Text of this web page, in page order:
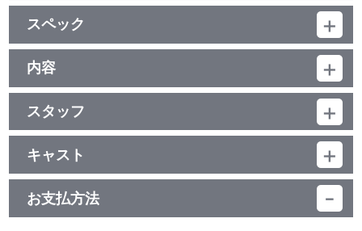
初回特典
■アニメ版描き下ろし特製スリーブケース
キャラクターデザイン・乘田拓茂、小林千鶴
メカ総作監・松村拓哉
■初回仕様ジャケット
森沢晴行キャラクターアート×天神英貴メカニカルアート
初回封入特典
■エンドカードコレクション(ポストカード 2枚)
特典
スペック
品番：BCBA-4289
ジャンル：TVアニメ
(本編47分＋特典3分)／ﾄﾞﾙﾋﾞｰﾃﾞｼﾞﾀﾙ（ｽﾃﾚｵ）／片面1層／16:9（ｽｸ
ｲｰｽﾞ）／ﾋﾞｽﾀｻｲｽﾞ／カラー／確50分／6巻
内容
制作年度：2012年
【2話収録】
■第7話「鴨川の誓い」
ユリカノ消滅という事態に茫然となるディセルマインとヴィラジ
ュリオに「歯ぁ、くいしばれ！」と鴨川ダイナマイト・ボンバーを
ぶっ飛ばすまどか。ユリカノの想いを知り、心を打たれたディセル
マインとヴィラジュリオは、共にポリへドロンのために歩むことを
誓い、国際会議でレ・ガリテとデ・メトリオが友好関係を築くこと
スタッフ
第7話 脚本：待田堂子／絵コンテ：西森 章／演出：菊池勝也／作
画監督：奥山鈴奈
第8話 脚本：森田 繁／絵コンテ：樋口香里／演出：駒屋健一郎／
作画監督：実原 登、谷口元浩、原田峯文
原作・制作協力：Production I.G／総監督：佐藤竜雄／監督：鈴木
キャスト
京乃まどか：石原夏織／ラン：瀬戸麻沙美／ムギナミ：茅野愛衣／
キリウス：野島健児／イゾ：吉野裕行／アレイ：松岡禎丞／ヴィラ
ジュリオ：中村悠一／ディセルマイン：小野大輔／アステリア：金
お支払方法